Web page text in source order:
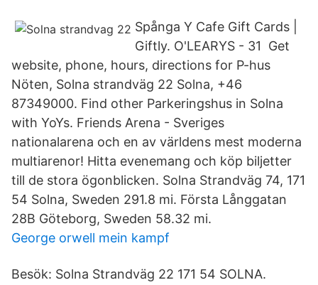
Spånga Y Cafe Gift Cards |
Giftly. O'LEARYS - 31 Get
website, phone, hours, directions for P-hus
Nöten, Solna strandväg 22 Solna, +46
87349000. Find other Parkeringshus in Solna
with YoYs. Friends Arena - Sveriges
nationalarena och en av världens mest moderna
multiarenor! Hitta evenemang och köp biljetter
till de stora ögonblicken. Solna Strandväg 74, 171
54 Solna, Sweden 291.8 mi. Första Långgatan
28B Göteborg, Sweden 58.32 mi.
George orwell mein kampf
Besök: Solna Strandväg 22 171 54 SOLNA.